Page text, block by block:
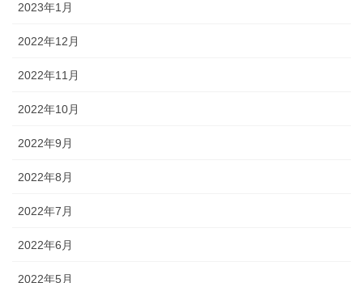
2023年1月
2022年12月
2022年11月
2022年10月
2022年9月
2022年8月
2022年7月
2022年6月
2022年5月